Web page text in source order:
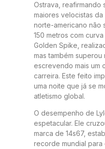
Ostrava, reafirmando
maiores velocistas
norte-americano não
150 metros com
Golden Spike,
mas também superou
escrevendo mais um
carreira. Este feito
uma noite que já se
atletismo global.
O desempenho de
espetacular. Ele
marca de 14s67,
recorde mundial para